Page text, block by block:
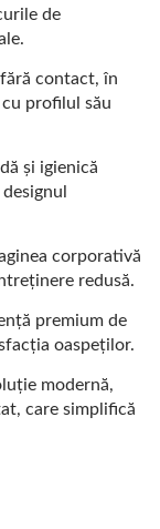
de
contact, în
profilul său
și igienică
corporativă
redusă.
premium de
oaspeților.
modernă,
care simplifică